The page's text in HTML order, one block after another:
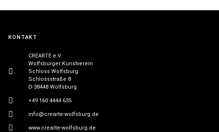
KONTAKT
CREARTE e.V.
Wolfsburger Kunstverein
Schloss Wolfsburg
Schlossstraße 8
D-38448 Wolfsburg
+49 160 4444 635
info@crearte-wolfsburg.de
www.crearte-wolfsburg.de